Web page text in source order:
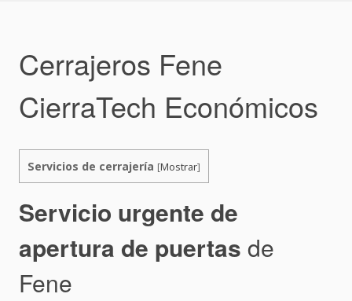
Cerrajeros Fene
CierraTech Económicos
Servicios de cerrajería [Mostrar]
Servicio urgente de
apertura de puertas de
Fene